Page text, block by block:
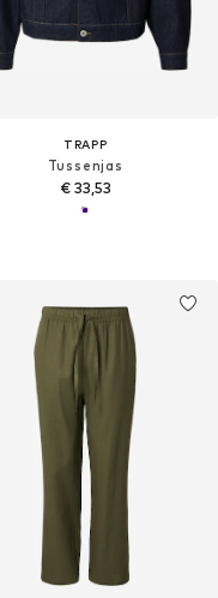
TRAPP
Tussenjas
€ 33,53